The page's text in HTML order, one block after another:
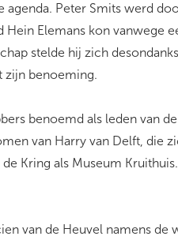
agenda. Peter Smits werd
Elemans kon vanwege
stelde hij zich
zijn benoeming.
benoemd als leden van
van Harry van Delft, die
Kring als Museum Kruithuis.
van de Heuvel namens de